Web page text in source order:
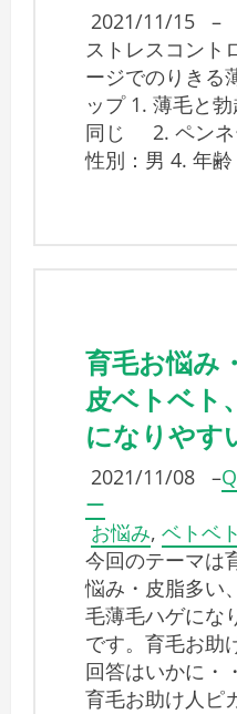
2021/11/15
–
ストレスコント
ージでのりきる
ップ 1. 薄毛と
同じ 2. ペンネ
性別：男 4. 年
育毛お悩み
皮ベトベト
になりやす
2021/11/08 –
ー
お悩み, ベトベト
今回のテーマは
悩み・皮脂多い
毛薄毛ハゲにな
です。育毛お助
回答はいかに・
育毛お助け人ピ